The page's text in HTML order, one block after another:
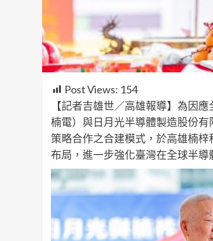
Post Views: 154
【記者吉雄世／高雄報導】為因
楠電）與日月光半導體製造股份
策略合作之合建模式，於高雄楠
布局，進一步強化臺灣在全球半導